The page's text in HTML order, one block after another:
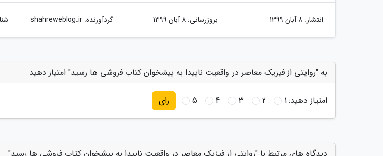
انتشار: 8 آبان 1399 بروزرسانی: 8 آبان 1399 گردآورنده:shahreweblog.ir
به "روایتی از فیزیک معاصر در واقعیت ناپیدا به پیشخوان کتاب فروشی ها رسید" امتیاز دهید
امتیاز دهید:1
2
3
4
5 رای